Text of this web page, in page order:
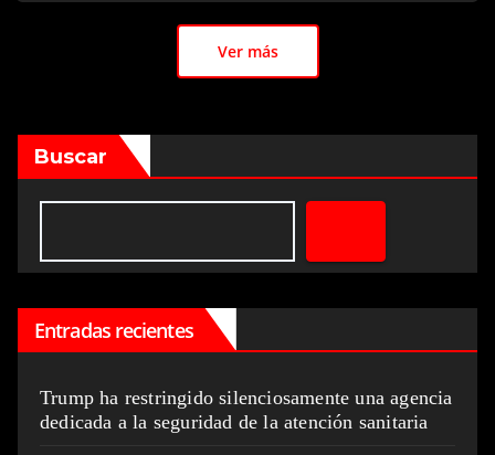
Ver más
Buscar
Entradas recientes
Trump ha restringido silenciosamente una agencia
dedicada a la seguridad de la atención sanitaria